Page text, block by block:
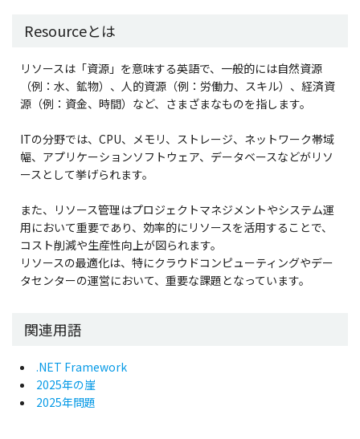
Resourceとは
リソースは「資源」を意味する英語で、一般的には自然資源
（例：水、鉱物）、人的資源（例：労働力、スキル）、経済資
源（例：資金、時間）など、さまざまなものを指します。
ITの分野では、CPU、メモリ、ストレージ、ネットワーク帯域
幅、アプリケーションソフトウェア、データベースなどがリソ
ースとして挙げられます。
また、リソース管理はプロジェクトマネジメントやシステム運
用において重要であり、効率的にリソースを活用することで、
コスト削減や生産性向上が図られます。
リソースの最適化は、特にクラウドコンピューティングやデー
タセンターの運営において、重要な課題となっています。
関連用語
.NET Framework
2025年の崖
2025年問題